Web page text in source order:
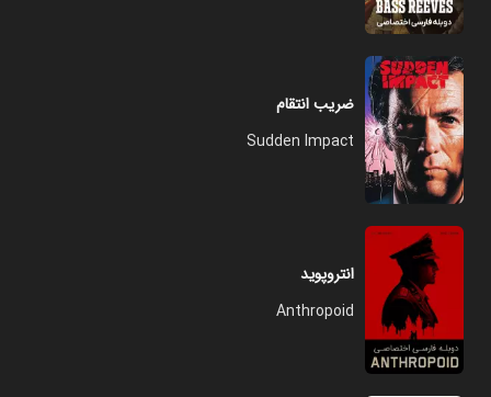
ضریب انتقام
Sudden Impact
انتروپوید
Anthropoid